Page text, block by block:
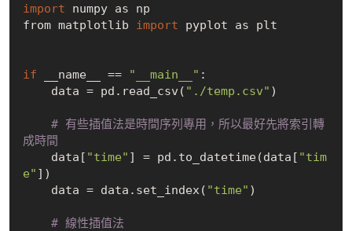
import numpy as np
from matplotlib import pyplot as plt
if __name__ == "__main__" :
    data = pd.read_csv(
"./temp.csv" )
成時間
    data[
"time" ] = pd.to_datetime(data[ "tim
e" ])
    data = data.set_index(
"time" )
    # 線性插值法